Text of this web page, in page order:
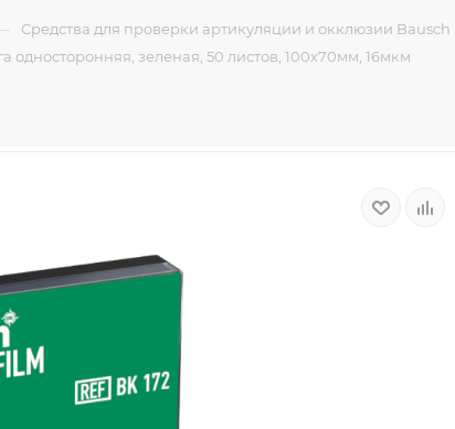
Средства для проверки артикуляции и окклюзии Bausch
односторонняя, зеленая, 50 листов, 100х70мм, 16мкм